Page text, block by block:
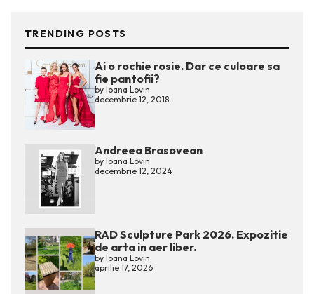
TRENDING POSTS
Ai o rochie rosie. Dar ce culoare sa
fie pantofii?
by Ioana Lovin
decembrie 12, 2018
Andreea Brasovean
by Ioana Lovin
decembrie 12, 2024
RAD Sculpture Park 2026. Expozitie
de arta in aer liber.
by Ioana Lovin
aprilie 17, 2026